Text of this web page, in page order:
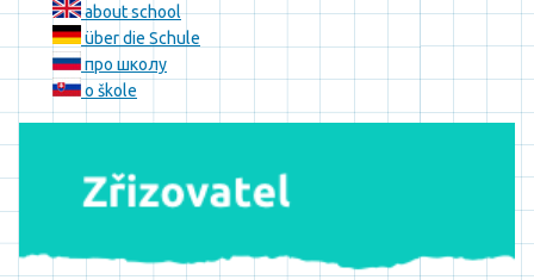
about school
über die Schule
про школу
o škole